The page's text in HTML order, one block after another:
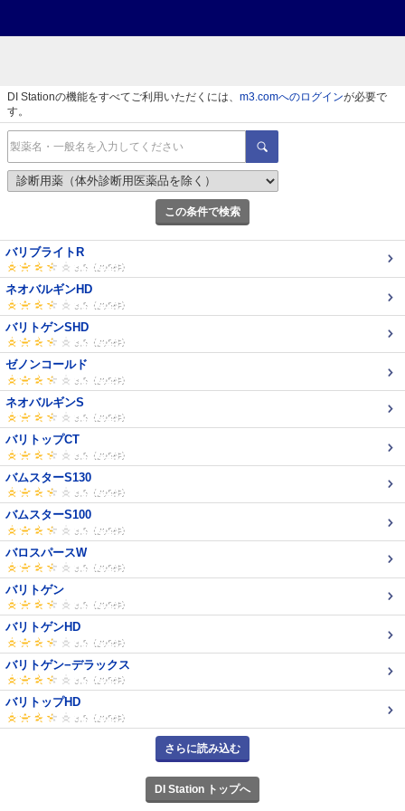
DI Stationの機能をすべてご利用いただくには、 m3.comへのログインが必要で
す。
この条件で検索
バリブライトR
ネオバルギンHD
バリトゲンSHD
ゼノンコールド
ネオバルギンS
バリトップCT
バムスターS130
バムスターS100
バロスパースW
バリトゲン
バリトゲンHD
バリトゲン−デラックス
バリトップHD
さらに読み込む
DI Station トップへ